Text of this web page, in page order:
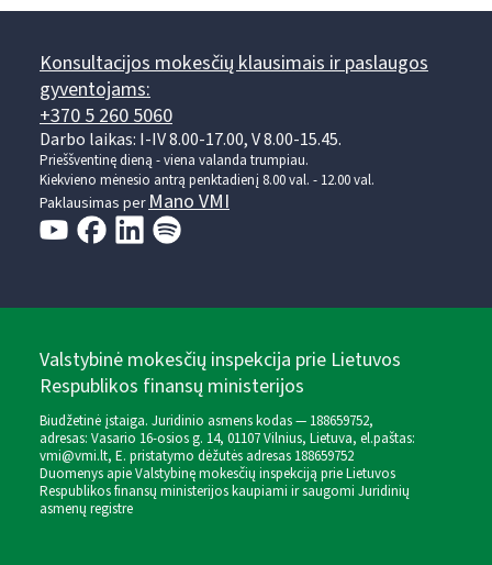
Konsultacijos mokesčių klausimais ir paslaugos
gyventojams:
+370 5 260 5060
Darbo laikas: I-IV 8.00-17.00, V 8.00-15.45.
Prieššventinę dieną - viena valanda trumpiau.
Kiekvieno mėnesio antrą penktadienį 8.00 val. - 12.00 val.
Paklausimas perMano VMI
Valstybinė mokesčių inspekcija prie Lietuvos
Respublikos finansų ministerijos
Biudžetinė įstaiga. Juridinio asmens kodas — 188659752,
adresas: Vasario 16-osios g. 14, 01107 Vilnius, Lietuva, el.paštas:
vmi@vmi.lt, E. pristatymo dėžutės adresas 188659752
Duomenys apie Valstybinę mokesčių inspekciją prie Lietuvos
Respublikos finansų ministerijos kaupiami ir saugomi Juridinių
asmenų registre